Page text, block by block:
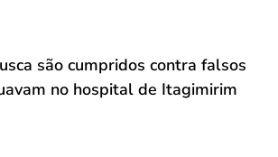
são cumpridos contra falsos
no hospital de Itagimirim